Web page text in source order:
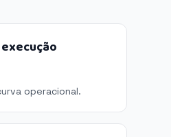
operacional.